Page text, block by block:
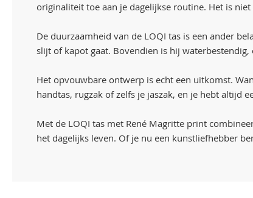
originaliteit toe aan je dagelijkse routine. Het is
De duurzaamheid van de LOQI tas is een ander
slijt of kapot gaat. Bovendien is hij
Het opvouwbare ontwerp is echt een uitkomst.
handtas, rugzak of zelfs je jaszak, en je hebt altijd
Met de LOQI tas met René Magritte print
het dagelijks leven. Of je nu een kunstliefhebber